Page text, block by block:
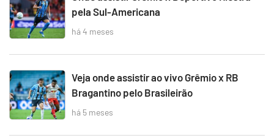
pela Sul-Americana
há 4 meses
Veja onde assistir ao vivo Grêmio x RB
Bragantino pelo Brasileirão
há 5 meses